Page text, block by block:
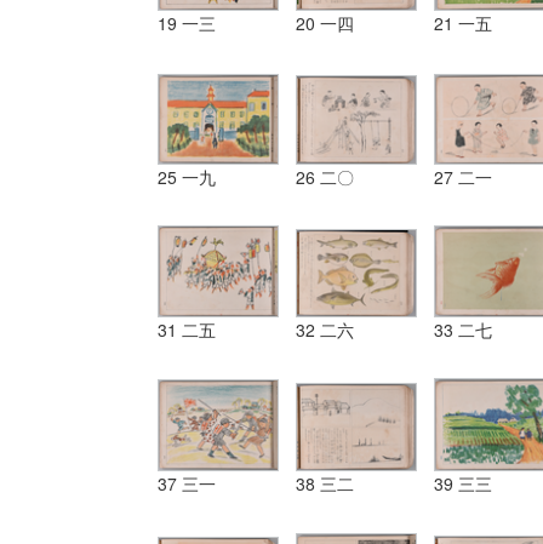
19 一三 20 一四 21 一五
25 一九 26 二〇 27 二一
31 二五 32 二六 33 二七
37 三一 38 三二 39 三三